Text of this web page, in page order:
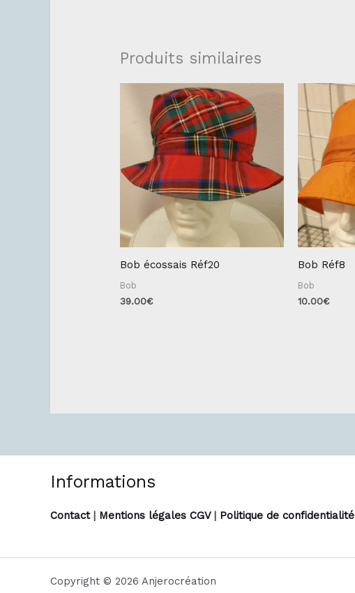
Produits similaires
Bob écossais Réf20
Bob
39.00€
Bob Réf8
Bob
10.00€
Informations
Contact| Mentions légales CGV| Politique de confidentialité
Copyright © 2026 Anjerocréation